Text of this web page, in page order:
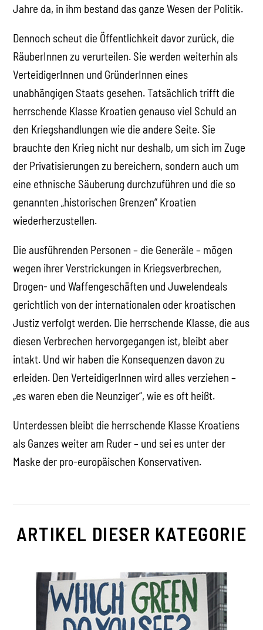
Jahre da, in ihm bestand das ganze Wesen der Politik.
Dennoch scheut die Öffentlichkeit davor zurück, die
RäuberInnen zu verurteilen. Sie werden weiterhin als
VerteidigerInnen und GründerInnen eines
unabhängigen Staats gesehen. Tatsächlich trifft die
herrschende Klasse Kroatien genauso viel Schuld an
den Kriegshandlungen wie die andere Seite. Sie
brauchte den Krieg nicht nur deshalb, um sich im Zuge
der Privatisierungen zu bereichern, sondern auch um
eine ethnische Säuberung durchzuführen und die so
genannten „historischen Grenzen“ Kroatien
wiederherzustellen.
Die ausführenden Personen – die Generäle – mögen
wegen ihrer Verstrickungen in Kriegsverbrechen,
Drogen- und Waffengeschäften und Juwelendeals
gerichtlich von der internationalen oder kroatischen
Justiz verfolgt werden. Die herrschende Klasse, die aus
diesen Verbrechen hervorgegangen ist, bleibt aber
intakt. Und wir haben die Konsequenzen davon zu
erleiden. Den VerteidigerInnen wird alles verziehen –
„es waren eben die Neunziger“, wie es oft heißt.
Unterdessen bleibt die herrschende Klasse Kroatiens
als Ganzes weiter am Ruder – und sei es unter der
Maske der pro-europäischen Konservativen.
ARTIKEL DIESER KATEGORIE